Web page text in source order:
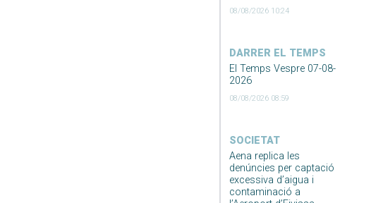
08/08/2026 10:24
DARRER EL TEMPS
El Temps Vespre 07-08-
2026
08/08/2026 08:59
SOCIETAT
Aena replica les
denúncies per captació
excessiva d’aigua i
contaminació a